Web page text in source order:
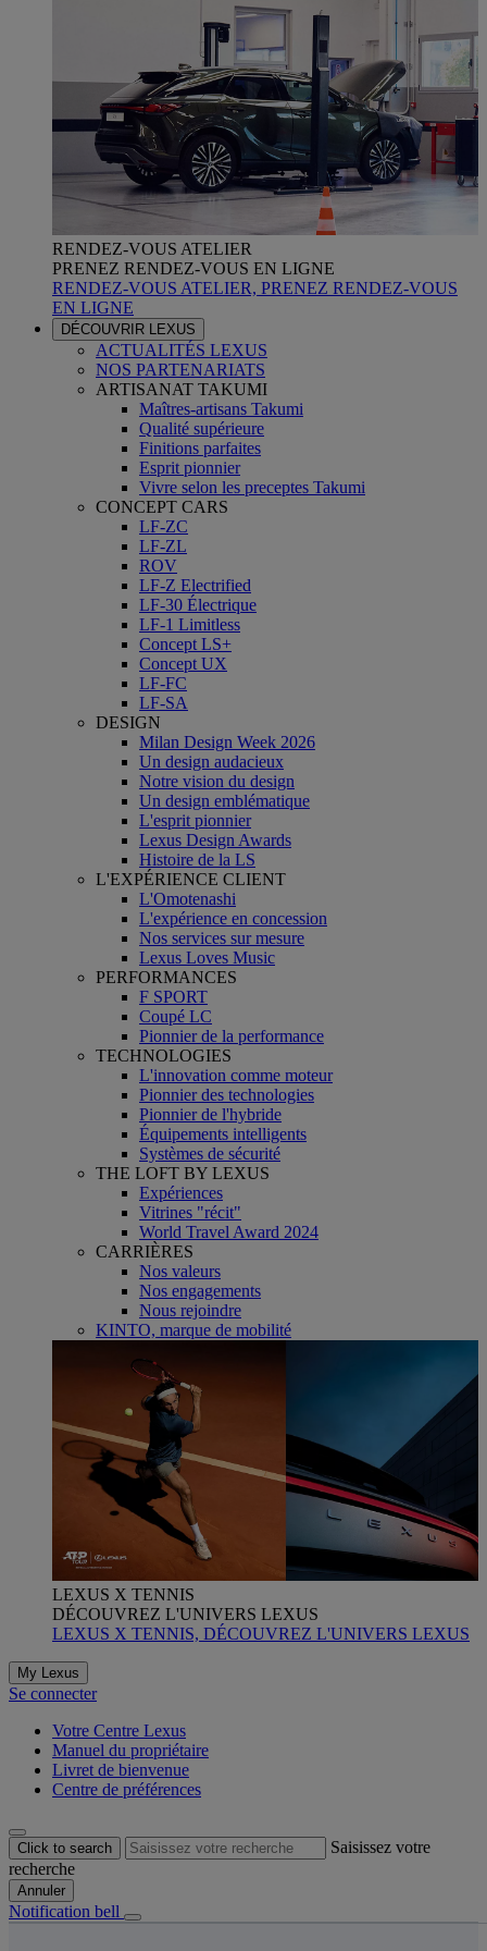
RENDEZ-VOUS ATELIER
PRENEZ RENDEZ-VOUS EN LIGNE
RENDEZ-VOUS ATELIER, PRENEZ RENDEZ-VOUS
EN LIGNE
DÉCOUVRIR LEXUS
ACTUALITÉS LEXUS
NOS PARTENARIATS
ARTISANAT TAKUMI
Maîtres-artisans Takumi
Qualité supérieure
Finitions parfaites
Esprit pionnier
Vivre selon les preceptes Takumi
CONCEPT CARS
LF-ZC
LF-ZL
ROV
LF-Z Electrified
LF-30 Électrique
LF-1 Limitless
Concept LS+
Concept UX
LF-FC
LF-SA
DESIGN
Milan Design Week 2026
Un design audacieux
Notre vision du design
Un design emblématique
L'esprit pionnier
Lexus Design Awards
Histoire de la LS
L'EXPÉRIENCE CLIENT
L'Omotenashi
L'expérience en concession
Nos services sur mesure
Lexus Loves Music
PERFORMANCES
F SPORT
Coupé LC
Pionnier de la performance
TECHNOLOGIES
L'innovation comme moteur
Pionnier des technologies
Pionnier de l'hybride
Équipements intelligents
Systèmes de sécurité
THE LOFT BY LEXUS
Expériences
Vitrines "récit"
World Travel Award 2024
CARRIÈRES
Nos valeurs
Nos engagements
Nous rejoindre
KINTO, marque de mobilité
LEXUS X TENNIS
DÉCOUVREZ L'UNIVERS LEXUS
LEXUS X TENNIS, DÉCOUVREZ L'UNIVERS LEXUS
My Lexus
Se connecter
Votre Centre Lexus
Manuel du propriétaire
Livret de bienvenue
Centre de préférences
Click to search
Saisissez votre
recherche
Annuler
Notification bell